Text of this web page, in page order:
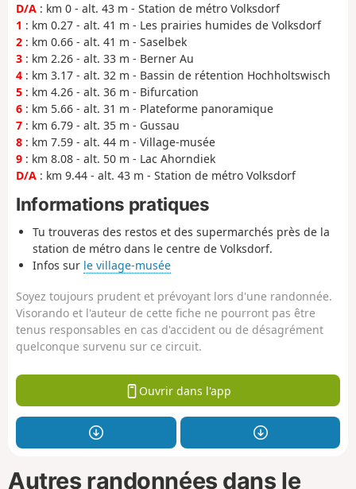
D/A : km 0 - alt. 43 m - Station de métro Volksdorf
1 : km 0.27 - alt. 41 m - Les prairies humides de Volksdorf
2 : km 0.66 - alt. 41 m - Saselbek
3 : km 2.26 - alt. 33 m - Berner Au
4 : km 3.17 - alt. 32 m - Bassin de rétention Hochholtswisch
5 : km 4.26 - alt. 36 m - Bifurcation
6 : km 5.66 - alt. 31 m - Plateforme panoramique
7 : km 6.79 - alt. 35 m - Gussau
8 : km 7.59 - alt. 44 m - Village-musée
9 : km 8.08 - alt. 50 m - Lac Ahorndiek
D/A : km 9.44 - alt. 43 m - Station de métro Volksdorf
Informations pratiques
Tu trouveras des restos et des supermarchés près de la
station de métro dans le centre de Volksdorf.
Infos sur le village-musée
Soyez toujours prudent et prévoyant lors d'une randonnée.
Visorando et l'auteur de cette fiche ne pourront pas être
tenus responsables en cas d'accident ou de désagrément
quelconque survenu sur ce circuit.
Ouvrir dans l'app
Autres randonnées dans le